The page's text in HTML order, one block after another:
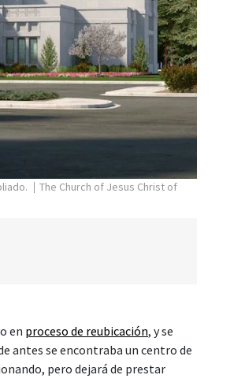
The Church of Jesus Christ of
en proceso de reubicación, y se
antes se encontraba un centro de
pero dejará de prestar